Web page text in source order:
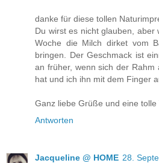
danke für diese tollen
Du wirst es nicht glauben,
Woche die Milch dirket vom
bringen. Der Geschmack ist
an früher, wenn sich der
hat und ich ihn mit dem Finger
Ganz liebe Grüße und eine tolle
Antworten
Jacqueline @ HOME 28.